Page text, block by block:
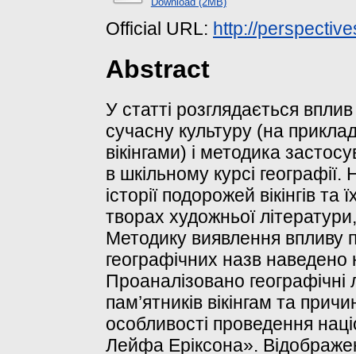
Official URL: http://
Abstract
У статті розглядається вплив
сучасну культуру (на
вікінгами) і методика
в шкільному курсі
історії подорожей вікінгів
творах художньої
Методику виявлення впливу
географічних назв наведено
Проаналізовано географічні
пам’ятників вікінгам та
особливості проведення
Лейфа Еріксона».